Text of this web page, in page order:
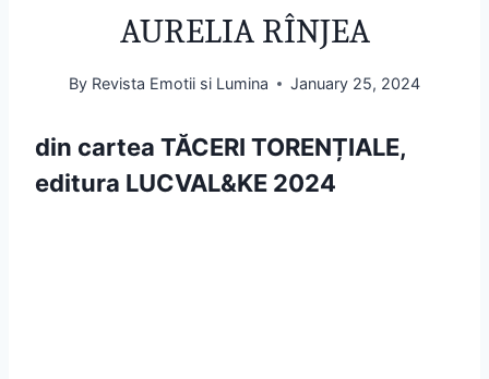
AURELIA RÎNJEA
By Revista Emotii si Lumina January 25, 2024
din cartea TĂCERI TORENȚIALE,
editura LUCVAL&KE 2024